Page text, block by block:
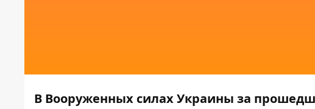
В Вооруженных силах Украины за